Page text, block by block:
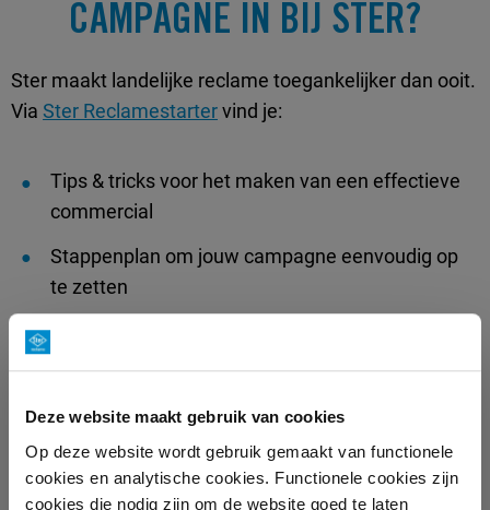
Deze website maakt gebruik van cookies
Op deze website wordt gebruik gemaakt van functionele
cookies en analytische cookies. Functionele cookies zijn
cookies die nodig zijn om de website goed te laten
CAMPAGNE IN BIJ STER?
Ster maakt landelijke reclame toegankelijker dan ooit.
Via Ster Reclamestartervind je:
Tips & tricks voor het maken van een effectieve
commercial
Stappenplan om jouw campagne eenvoudig op
te zetten